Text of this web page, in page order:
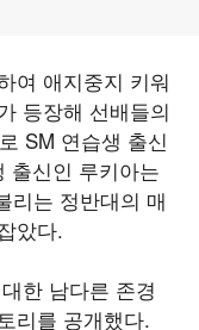
여 애지중지 키워
등장해 선배들의
SM 연습생 출신
출신인 루키아는
리는 정반대의 매
았다.
한 남다른 존경
리를 공개했다.